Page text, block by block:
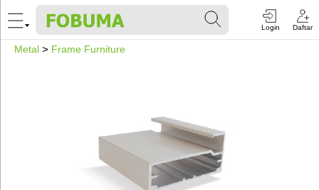
Login Daftar
Metal > Frame Furniture